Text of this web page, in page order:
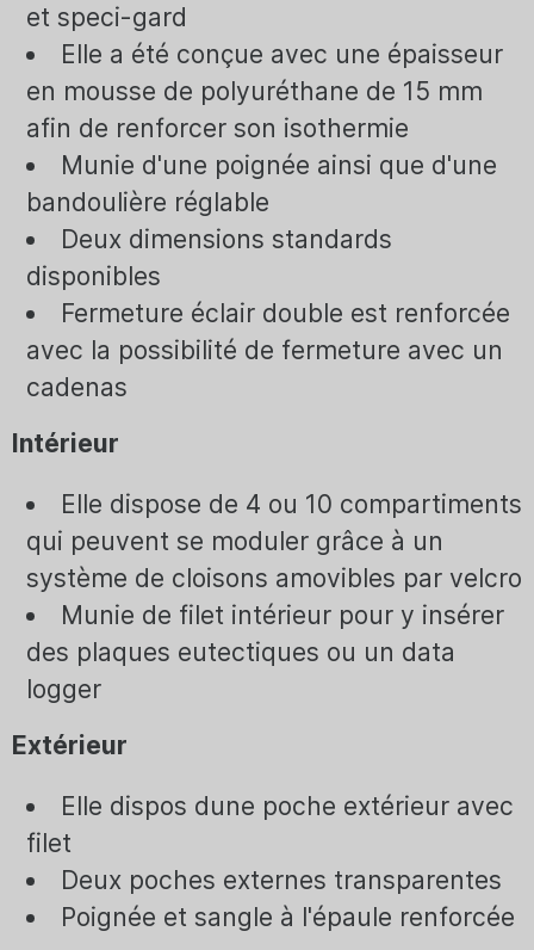
et speci-gard
Elle a été conçue avec une épaisseur
en mousse de polyuréthane de 15 mm
afin de renforcer son isothermie
Munie d'une poignée ainsi que d'une
bandoulière réglable
Deux dimensions standards
disponibles
Fermeture éclair double est renforcée
avec la possibilité de fermeture avec un
cadenas
Intérieur
Elle dispose de 4 ou 10 compartiments
qui peuvent se moduler grâce à un
système de cloisons amovibles par velcro
Munie de filet intérieur pour y insérer
des plaques eutectiques ou un data
logger
Extérieur
Elle dispos dune poche extérieur avec
filet
Deux poches externes transparentes
Poignée et sangle à l'épaule renforcée